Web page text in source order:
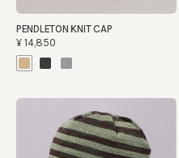
PENDLETON KNIT CAP
¥14,850